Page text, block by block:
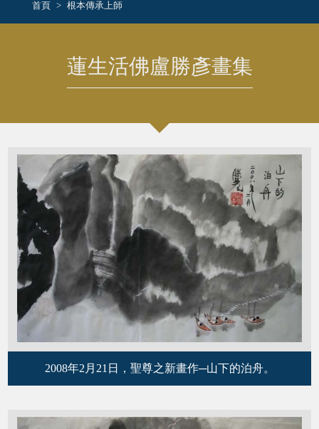
首頁 根本傳承上師
蓮生活佛盧勝彥畫集
2008年2月21日，聖尊之新畫作─山下的泊舟。